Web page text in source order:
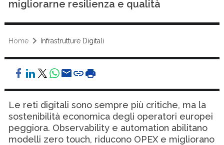
migliorarne resilienza e qualità
Home Infrastrutture Digitali
Le reti digitali sono sempre più critiche, ma la
sostenibilità economica degli operatori europei
peggiora. Observability e automation abilitano
modelli zero touch, riducono OPEX e migliorano